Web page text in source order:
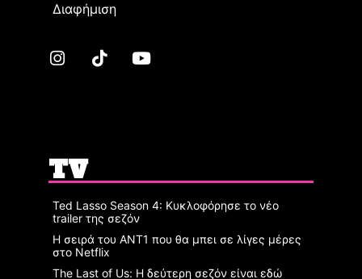
Διαφήμιση
TV
Ted Lasso Season 4: Κυκλοφόρησε το νέο
trailer της σεζόν
Η σειρά του ΑΝΤ1 που θα μπει σε λίγες μέρες
στο Netflix
The Last of Us: Η δεύτερη σεζόν είναι εδώ